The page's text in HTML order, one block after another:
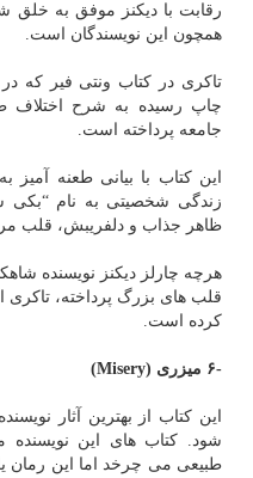
رقابت با دیكنز موفق به خلق
همچون این نویسندگان است.
تاكری در كتاب ونتی فیر كه
چاپ رسیده به شرح اختلاف
جامعه پرداخته است.
این كتاب با بیانی طعنه آمیز
زندگی شخصیتی به نام “بكی
ظاهر جذاب و دلفریبش، قلب
هرچه چارلز دیكنز نویسنده
قلب های بزرگ پرداخته،
كرده است.
-۶ میزری (Misery)
این كتاب از بهترین آثار
شود. كتاب های این نویسنده
طبیعی می چرخد اما این رمان